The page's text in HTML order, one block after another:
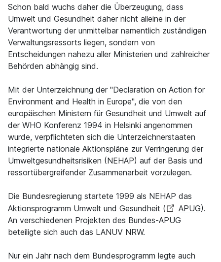
Schon bald wuchs daher die Überzeugung, dass
Umwelt und Gesundheit daher nicht alleine in der
Verantwortung der unmittelbar namentlich zuständigen
Verwaltungsressorts liegen, sondern von
Entscheidungen nahezu aller Ministerien und zahlreicher
Behörden abhängig sind.
Mit der Unterzeichnung der "Declaration on Action for
Environment and Health in Europe", die von den
europäischen Ministern für Gesundheit und Umwelt auf
der WHO Konferenz 1994 in Helsinki angenommen
wurde, verpflichteten sich die Unterzeichnerstaaten
integrierte nationale Aktionspläne zur Verringerung der
Umweltgesundheitsrisiken (NEHAP) auf der Basis und
ressortübergreifender Zusammenarbeit vorzulegen.
Die Bundesregierung startete 1999 als NEHAP das
Aktionsprogramm Umwelt und Gesundheit (
APUG).
An verschiedenen Projekten des Bundes-APUG
beteiligte sich auch das LANUV NRW.
Nur ein Jahr nach dem Bundesprogramm legte auch